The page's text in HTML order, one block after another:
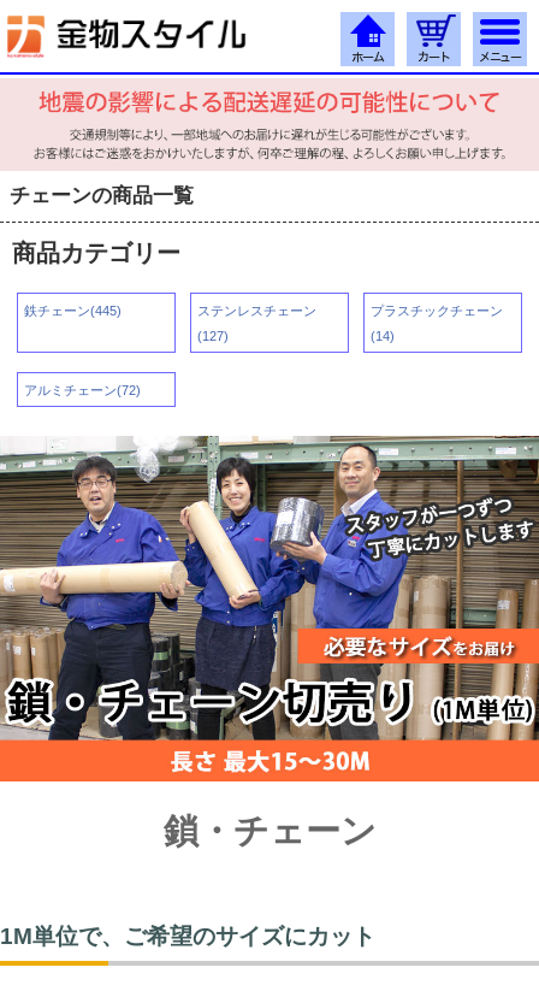
チェーンの商品一覧
商品カテゴリー
鉄チェーン(445)
ステンレスチェーン
(127)
プラスチックチェーン
(14)
アルミチェーン(72)
鎖・チェーン
1M単位で、ご希望のサイズにカット